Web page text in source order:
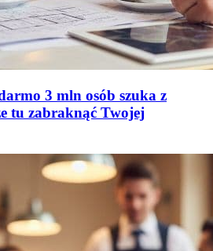
3 mln osób szuka z
tu zabraknąć Twojej